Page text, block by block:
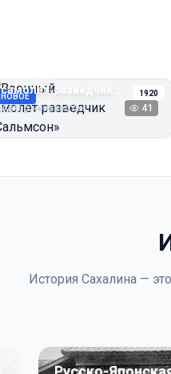
НОВОЕ 1920
Военный
самолёт‑разведчик
«Сальмсон»
Автор неизвестен 41
История Сахалина —